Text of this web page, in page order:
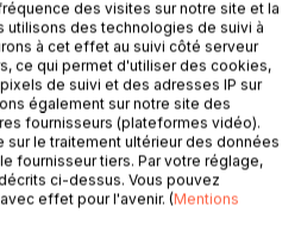
des visites sur notre site et la
utilisons des technologies de suivi à
à cet effet au suivi côté serveur
ce qui permet d'utiliser des cookies,
de suivi et des adresses IP sur
également sur notre site des
fournisseurs (plateformes vidéo).
sur le traitement ultérieur des données
fournisseur tiers. Par votre réglage,
ci-dessus. Vous pouvez
effet pour l'avenir. (Mentions